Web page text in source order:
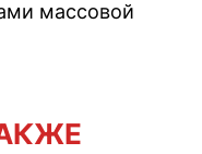
массовой